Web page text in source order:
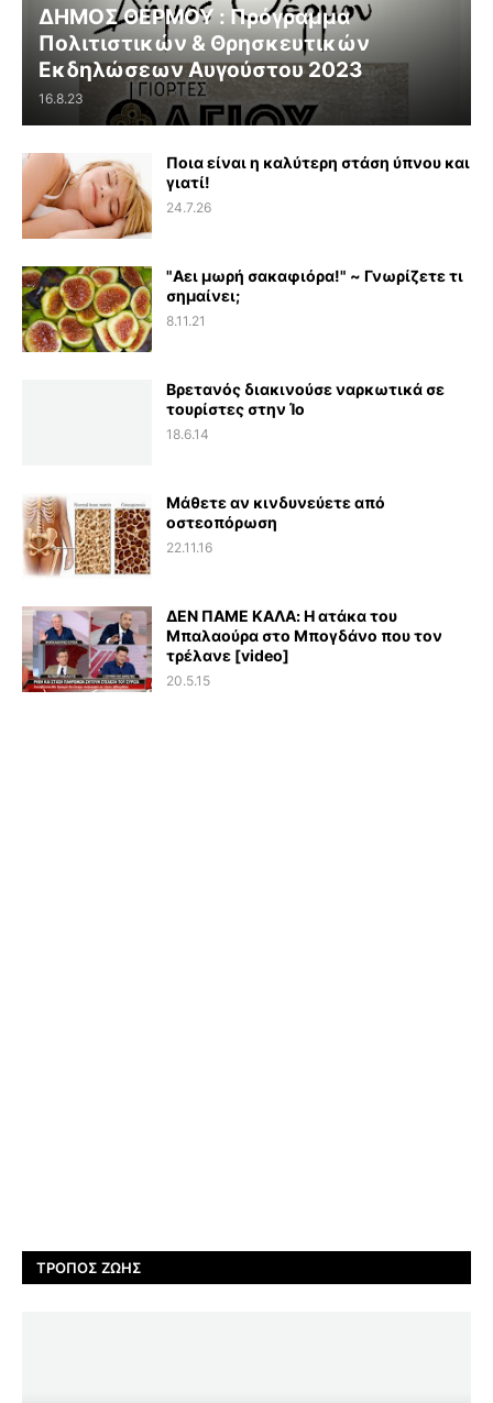
ΔΗΜΟΣ ΘΕΡΜΟΥ : Πρόγραμμα
Πολιτιστικών & Θρησκευτικών
Εκδηλώσεων Αυγούστου 2023
16.8.23
Ποια είναι η καλύτερη στάση ύπνου και
γιατί!
24.7.26
"Αει μωρή σακαφιόρα!" ~ Γνωρίζετε τι
σημαίνει;
8.11.21
Βρετανός διακινούσε ναρκωτικά σε
τουρίστες στην Ίο
18.6.14
Μάθετε αν κινδυνεύετε από
οστεοπόρωση
22.11.16
ΔΕΝ ΠΑΜΕ ΚΑΛΑ: Η ατάκα του
Μπαλαούρα στο Μπογδάνο που τον
τρέλανε [video]
20.5.15
ΤΡΌΠΟΣ ΖΩΉΣ